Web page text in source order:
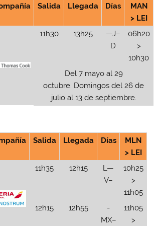
Salida Llegada Días
MAN
> LEI
11h30 13h25
—J–
D
06h20
>
10h30
Del 7 mayo al 29
octubre. Domingos del 26 de
julio al 13 de septiembre.
Salida Llegada Días
MLN
> LEI
11h35 12h15
L—
V–
10h25
>
11h05
12h15
12h55
-
MX–
11h05
>